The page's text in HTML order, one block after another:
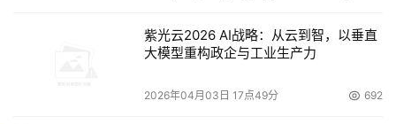
紫光云2026 AI战略：从云到智，以垂直
大模型重构政企与工业生产力
2026年04月03日 17点49分 692